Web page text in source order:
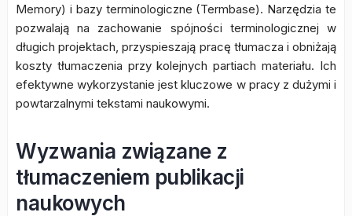
Memory) i bazy terminologiczne (Termbase). Narzędzia te
pozwalają na zachowanie spójności terminologicznej w
długich projektach, przyspieszają pracę tłumacza i obniżają
koszty tłumaczenia przy kolejnych partiach materiału. Ich
efektywne wykorzystanie jest kluczowe w pracy z dużymi i
powtarzalnymi tekstami naukowymi.
Wyzwania związane z
tłumaczeniem publikacji
naukowych